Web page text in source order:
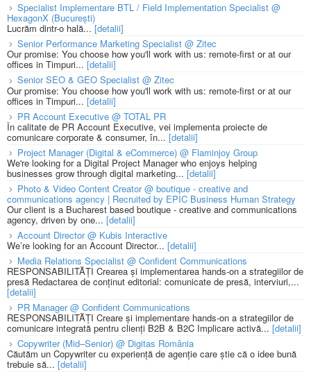
Specialist Implementare BTL / Field Implementation Specialist @
HexagonX (București)
Lucrăm dintr-o hală... [detalii]
Senior Performance Marketing Specialist @ Zitec
Our promise: You choose how you'll work with us: remote-first or at our
offices in Timpuri... [detalii]
Senior SEO & GEO Specialist @ Zitec
Our promise: You choose how you'll work with us: remote-first or at our
offices in Timpuri... [detalii]
PR Account Executive @ TOTAL PR
În calitate de PR Account Executive, vei implementa proiecte de
comunicare corporate & consumer, în... [detalii]
Project Manager (Digital & eCommerce) @ Flaminjoy Group
We're looking for a Digital Project Manager who enjoys helping
businesses grow through digital marketing... [detalii]
Photo & Video Content Creator @ boutique - creative and
communications agency | Recruited by EPIC Business Human Strategy
Our client is a Bucharest based boutique - creative and communications
agency, driven by one... [detalii]
Account Director @ Kubis Interactive
We’re looking for an Account Director... [detalii]
Media Relations Specialist @ Confident Communications
RESPONSABILITĂȚI Crearea și implementarea hands-on a strategiilor de
presă Redactarea de conținut editorial: comunicate de presă, interviuri,...
[detalii]
PR Manager @ Confident Communications
RESPONSABILITĂȚI Creare și implementare hands-on a strategiilor de
comunicare integrată pentru clienți B2B & B2C Implicare activă... [detalii]
Copywriter (Mid–Senior) @ Digitas România
Căutăm un Copywriter cu experiență de agenție care știe că o idee bună
trebuie să... [detalii]